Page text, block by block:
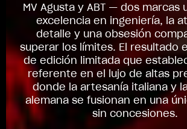
MV Agusta y ABT — dos marcas
excelencia en ingeniería, la
detalle y una obsesión
superar los límites. El resultado
de edición limitada que
referente en el lujo de altas
donde la artesanía italiana y
alemana se fusionan en una
sin concesiones.